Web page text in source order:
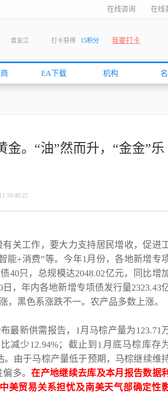
在线咨询 在线
袁友江 打卡获得 15积分
打卡获得
张尧浠 打卡获得 15积分
张尧浠
袁友江 打卡获得 10积分
袁友江 打卡获得 15积分
袁友江 打卡获得 20积分
何小冰 打卡获得 20积分
袁友江 打卡获得 20积分
张尧浠 打卡获得 10积分
张尧浠 打卡获得 20积分
何小冰 打卡获得 15积分
张尧浠 打卡获得 15积分
张尧浠 打卡获得 10积分
我要打卡
EA下载 机构
金。“油”然而升，“金金”乐
10:48:22
关工作，要大力支持居民增收，促进
能+消费”等。今年1月份，各地新增专
40只，总规模达2048.02亿元，同比增
，年内各地新增专项债发行量2323.43
黑色系涨跌不一。农产品多数上涨。
最新供需报告，1月马棕产量为123.71
减少12.94%；截止到1月底马棕库存
。由于马棕产量低于预期，马棕继续维
偏多。在产地继续去库及本月报告数据利
美贸易关系担忧及南美天气部确定性